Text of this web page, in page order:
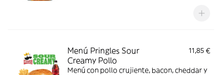
Menú Pringles Sour
Creamy Pollo
11,85 €
Menú con pollo crujiente, bacon, cheddar y